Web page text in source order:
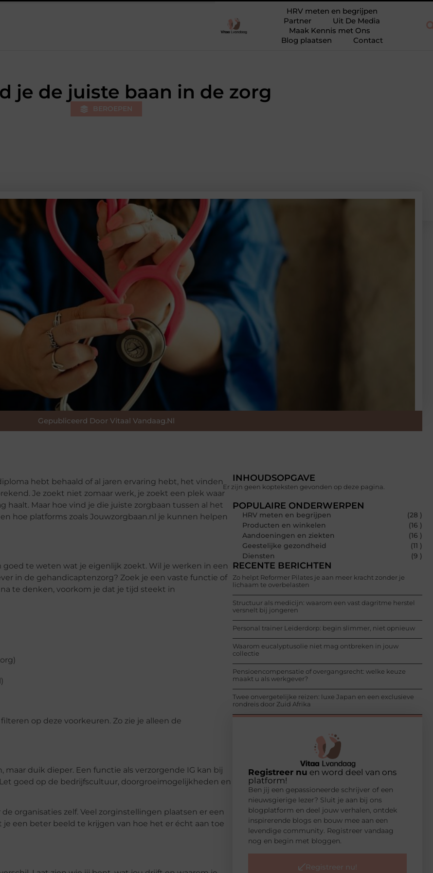
bij jongeren
HRV meten en begrijpen
Partner
Uit De Media
Maak Kennis met Ons
Blog plaatsen
Contact
je de juiste baan in de zorg
BEROEPEN
Gepubliceerd Door Vitaal Vandaag.nl
hebt behaald of al jaren ervaring hebt, het vinden
Je zoekt niet zomaar werk, je zoekt een plek waar
Maar hoe vind je die juiste zorgbaan tussen al het
hoe platforms zoals Jouwzorgbaan.nl je kunnen helpen
te weten wat je eigenlijk zoekt. Wil je werken in een
in de gehandicaptenzorg? Zoek je een vaste functie of
te denken, voorkom je dat je tijd steekt in
op deze voorkeuren. Zo zie je alleen de
duik dieper. Een functie als verzorgende IG kan bij
goed op de bedrijfscultuur, doorgroeimogelijkheden en
organisaties zelf. Veel zorginstellingen plaatsen er een
een beter beeld te krijgen van hoe het er écht aan toe
INHOUDSOPGAVE
Er zijn geen kopteksten gevonden op deze pagina.
POPULAIRE ONDERWERPEN
HRV meten en begrijpen
(28 )
Producten en winkelen
(16 )
Aandoeningen en ziekten
(16 )
Geestelijke gezondheid
(11 )
Diensten
(9 )
RECENTE BERICHTEN
Zo helpt Reformer Pilates je aan meer kracht zonder je
lichaam te overbelasten
Structuur als medicijn: waarom een vast dagritme herstel
versnelt bij jongeren
Personal trainer Leiderdorp: begin slimmer, niet opnieuw
Waarom eucalyptusolie niet mag ontbreken in jouw
collectie
Pensioencompensatie of overgangsrecht: welke keuze
maakt u als werkgever?
Twee onvergetelijke reizen: luxe Japan en een exclusieve
rondreis door Zuid Afrika
Registreer nu en word deel van ons
platform!
Ben jij een gepassioneerde schrijver of een
nieuwsgierige lezer? Sluit je aan bij ons
blogplatform en deel jouw verhalen, ontdek
inspirerende blogs en bouw mee aan een
levendige community. Registreer vandaag
nog en begin met bloggen.
Registreer nu!